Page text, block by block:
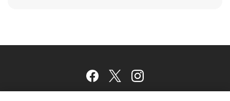
Facebook
TwitterInstagram